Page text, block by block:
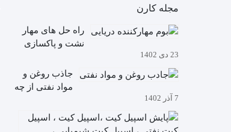
مجله کارن
راه حل های مهار
نشت و پاکسازی
23 دی 1402
جاذب روغن و
مواد نفتی از چه
است؟
7 آذر 1402